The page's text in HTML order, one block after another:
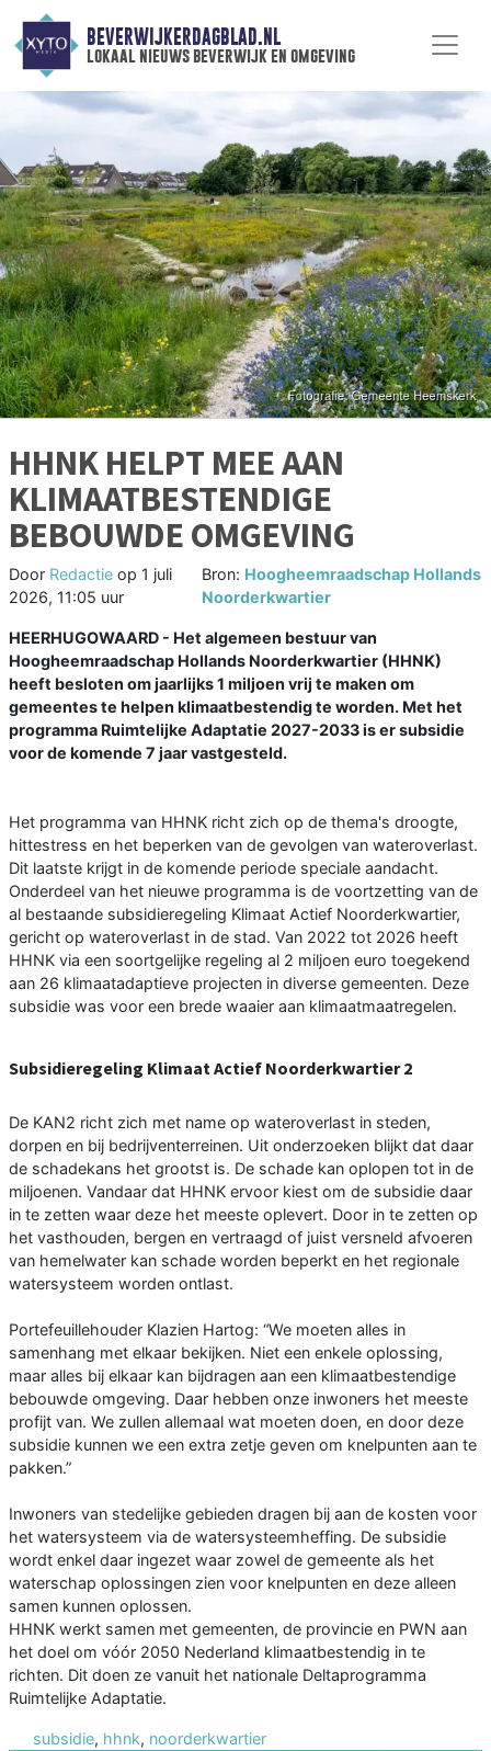
BEVERWIJKERDAGBLAD.NL
lokaal nieuws beverwijk en omgeving
HHNK HELPT MEE AAN
KLIMAATBESTENDIGE
BEBOUWDE OMGEVING
Door Redactie op 1 juli
2026, 11:05 uur
Bron: Hoogheemraadschap Hollands
Noorderkwartier
HEERHUGOWAARD - Het algemeen bestuur van
Hoogheemraadschap Hollands Noorderkwartier (HHNK)
heeft besloten om jaarlijks 1 miljoen vrij te maken om
gemeentes te helpen klimaatbestendig te worden. Met het
programma Ruimtelijke Adaptatie 2027-2033 is er subsidie
voor de komende 7 jaar vastgesteld.
Het programma van HHNK richt zich op de thema's droogte,
hittestress en het beperken van de gevolgen van wateroverlast.
Dit laatste krijgt in de komende periode speciale aandacht.
Onderdeel van het nieuwe programma is de voortzetting van de
al bestaande subsidieregeling Klimaat Actief Noorderkwartier,
gericht op wateroverlast in de stad. Van 2022 tot 2026 heeft
HHNK via een soortgelijke regeling al 2 miljoen euro toegekend
aan 26 klimaatadaptieve projecten in diverse gemeenten. Deze
subsidie was voor een brede waaier aan klimaatmaatregelen.
Subsidieregeling Klimaat Actief Noorderkwartier 2
De KAN2 richt zich met name op wateroverlast in steden,
dorpen en bij bedrijventerreinen. Uit onderzoeken blijkt dat daar
de schadekans het grootst is. De schade kan oplopen tot in de
miljoenen. Vandaar dat HHNK ervoor kiest om de subsidie daar
in te zetten waar deze het meeste oplevert. Door in te zetten op
het vasthouden, bergen en vertraagd of juist versneld afvoeren
van hemelwater kan schade worden beperkt en het regionale
watersysteem worden ontlast.
Portefeuillehouder Klazien Hartog: “We moeten alles in
samenhang met elkaar bekijken. Niet een enkele oplossing,
maar alles bij elkaar kan bijdragen aan een klimaatbestendige
bebouwde omgeving. Daar hebben onze inwoners het meeste
profijt van. We zullen allemaal wat moeten doen, en door deze
subsidie kunnen we een extra zetje geven om knelpunten aan te
pakken.”
Inwoners van stedelijke gebieden dragen bij aan de kosten voor
het watersysteem via de watersysteemheffing. De subsidie
wordt enkel daar ingezet waar zowel de gemeente als het
waterschap oplossingen zien voor knelpunten en deze alleen
samen kunnen oplossen.
HHNK werkt samen met gemeenten, de provincie en PWN aan
het doel om vóór 2050 Nederland klimaatbestendig in te
richten. Dit doen ze vanuit het nationale Deltaprogramma
Ruimtelijke Adaptatie.
subsidie, hhnk, noorderkwartier